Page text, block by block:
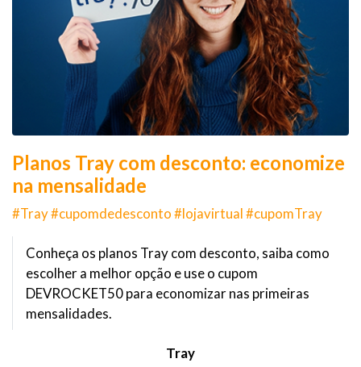
Planos Tray com desconto: economize
na mensalidade
#Tray #cupomdedesconto #lojavirtual #cupomTray
Conheça os planos Tray com desconto, saiba como
escolher a melhor opção e use o cupom
DEVROCKET50 para economizar nas primeiras
mensalidades.
Tray